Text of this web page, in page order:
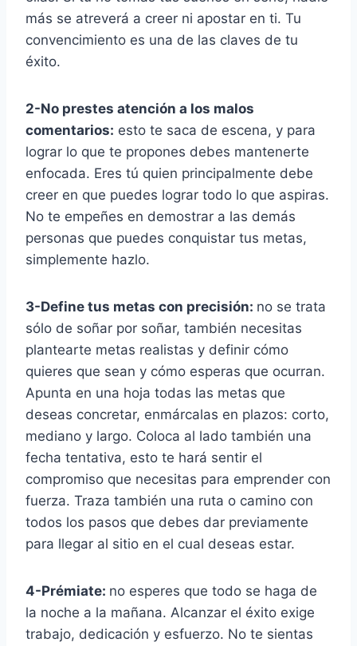
más se atreverá a creer ni apostar en ti. Tu
convencimiento es una de las claves de tu
éxito.
2-No prestes atención a los malos
comentarios: esto te saca de escena, y para
lograr lo que te propones debes mantenerte
enfocada. Eres tú quien principalmente debe
creer en que puedes lograr todo lo que aspiras.
No te empeñes en demostrar a las demás
personas que puedes conquistar tus metas,
simplemente hazlo.
3-Define tus metas con precisión: no se trata
sólo de soñar por soñar, también necesitas
plantearte metas realistas y definir cómo
quieres que sean y cómo esperas que ocurran.
Apunta en una hoja todas las metas que
deseas concretar, enmárcalas en plazos: corto,
mediano y largo. Coloca al lado también una
fecha tentativa, esto te hará sentir el
compromiso que necesitas para emprender con
fuerza. Traza también una ruta o camino con
todos los pasos que debes dar previamente
para llegar al sitio en el cual deseas estar.
4-Prémiate: no esperes que todo se haga de
la noche a la mañana. Alcanzar el éxito exige
trabajo, dedicación y esfuerzo. No te sientas